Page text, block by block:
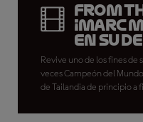
From
¡Marc
en su
Revive uno de los fines de
veces Campeón del
de Tailandia de principio a